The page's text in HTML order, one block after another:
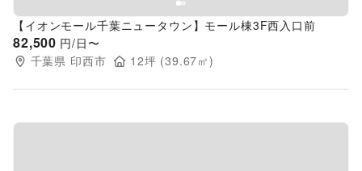
【イオンモール千葉ニュータウン】モール棟3F西入口前
82,500 円/日〜
千葉県 印西市 12坪 (39.67㎡)